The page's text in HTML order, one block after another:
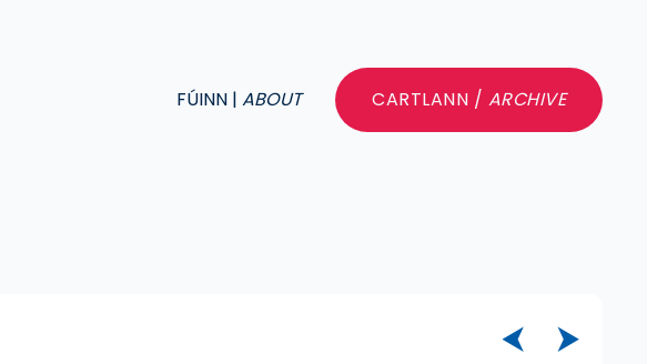
FÚINN | ABOUT CARTLANN / ARCHIVE
⮜ ⮞